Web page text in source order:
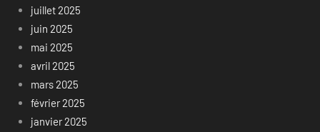
juillet 2025
juin 2025
mai 2025
avril 2025
mars 2025
février 2025
janvier 2025